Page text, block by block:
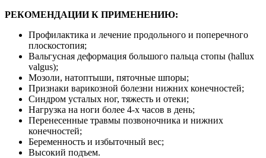
РЕКОМЕНДАЦИИ К ПРИМЕНЕНИЮ:
Профилактика и лечение продольного и поперечного
плоскостопия;
Вальгусная деформация большого пальца стопы (hallux
valgus);
Мозоли, натоптыши, пяточные шпоры;
Признаки варикозной болезни нижних конечностей;
Синдром усталых ног, тяжесть и отеки;
Нагрузка на ноги более 4-х часов в день;
Перенесенные травмы позвоночника и нижних
конечностей;
Беременность и избыточный вес;
Высокий подъем.